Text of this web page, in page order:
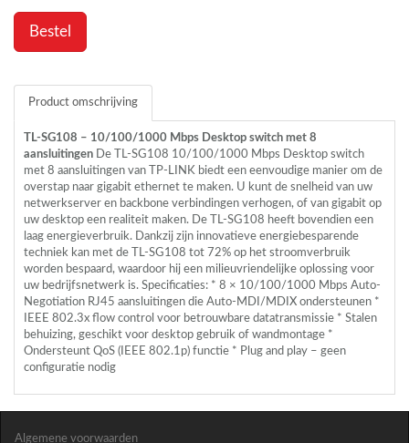
Bestel
Product omschrijving
TL-SG108 – 10/100/1000 Mbps Desktop switch met 8
aansluitingen De TL-SG108 10/100/1000 Mbps Desktop switch
met 8 aansluitingen van TP- LINK biedt een eenvoudige manier om de
overstap naar gigabit ethernet te maken. U kunt de snelheid van uw
netwerkserver en backbone verbindingen verhogen, of van gigabit op
uw desktop een realiteit maken. De TL-SG108 heeft bovendien een
laag energieverbruik. Dankzij zijn innovatieve energiebesparende
techniek kan met de TL-SG108 tot 72% op het stroomverbruik
worden bespaard, waardoor hij een milieuvriendelijke oplossing voor
uw bedrijfsnetwerk is. Specificaties: * 8 × 10/100/1000 Mbps Auto-
Negotiation RJ45 aansluitingen die Auto- MDI /MDIX ondersteunen *
IEEE 802.3x flow control voor betrouwbare datatransmissie * Stalen
behuizing, geschikt voor desktop gebruik of wandmontage *
Ondersteunt QoS ( IEEE 802.1p) functie * Plug and play – geen
configuratie nodig
Algemene voorwaarden